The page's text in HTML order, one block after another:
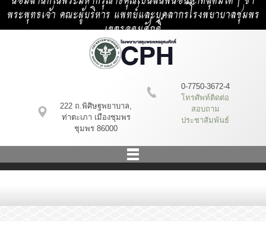
พระพุทธเจ้า คณะผู้บริหาร แพทย์และบุคลากรโรงพยาบาลชุมพร
เขตรอุดมศักดิ์
222 ถ.พิศิษฐพยาบาล,
ท่าตะเภา เมืองชุมพร
ชุมพร 86000
0-7750-3672-4
โทรศัพท์ติดต่อ
สอบถาม
ประชาสัมพันธ์